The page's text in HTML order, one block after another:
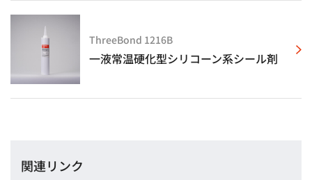
ThreeBond 1216B
一液常温硬化型シリコーン系シール剤
関連リンク